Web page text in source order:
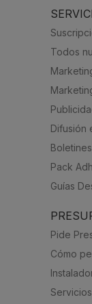
Todos
Difusión
Pack
Guías
Pide
Cómo